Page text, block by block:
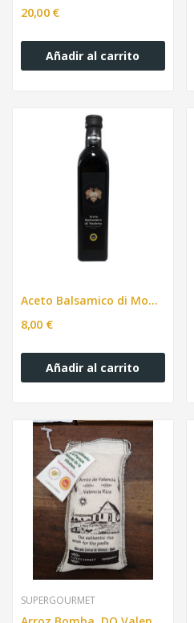
20,00 €
Añadir al carrito
Aceto Balsamico di Modena. 500ml.
8,00 €
Añadir al carrito
SUPERGOURMET